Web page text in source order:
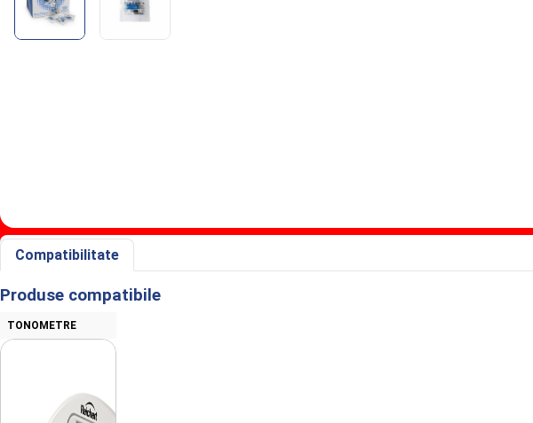
Informaţii despre Ocu-Film pentru tonopen AVIA
Compatibilitate
Produse compatibile
TONOMETRE